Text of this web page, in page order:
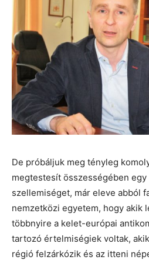
De próbáljuk meg tényleg
megtestesít összességében
szellemiséget, már eleve abból
nemzetközi egyetem, hogy akik
többnyire a kelet-európai
tartozó értelmiségiek voltak,
régió felzárkózik és az itteni